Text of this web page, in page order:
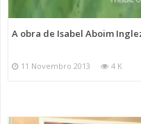
A obra de Isabel Aboim
11 Novembro 2013 4 K